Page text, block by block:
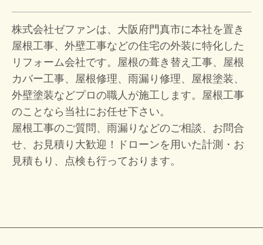
株式会社ゼファンは、大阪府門真市に本社を置き
屋根工事、外壁工事などの住宅の外装に特化した
リフォーム会社です。屋根の葺き替え工事、屋根
カバー工事、屋根修理、雨漏り修理、屋根塗装、
外壁塗装などプロの職人が施工します。屋根工事
のことなら当社にお任せ下さい。
屋根工事のご質問、雨漏りなどのご相談、お問合
せ、お見積り大歓迎！
ドローンを用いた計測・お
見積もり、点検も行っております。